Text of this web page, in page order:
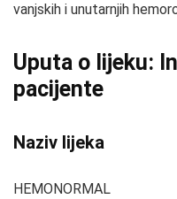
vanjskih i unutarnjih
Uputa o lijeku:
pacijente
Naziv lijeka
HEMONORMAL